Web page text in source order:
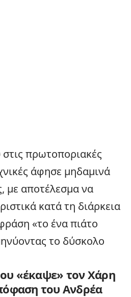
στις πρωτοποριακές
άφησε μηδαμινά
με αποτέλεσμα να
κατά τη διάρκεια
«το ένα πιάτο
το δύσκολο
«έκαψε» τον Χάρη
του Ανδρέα